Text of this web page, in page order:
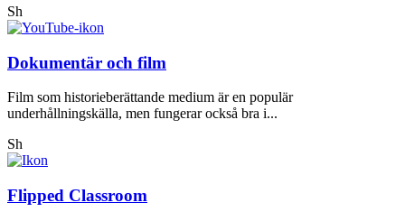
Sh
Dokumentär och film
Film som historieberättande medium är en populär
underhållningskälla, men fungerar också bra i...
Sh
Flipped Classroom